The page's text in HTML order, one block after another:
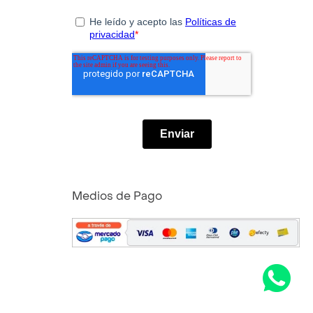
Medios de Pago